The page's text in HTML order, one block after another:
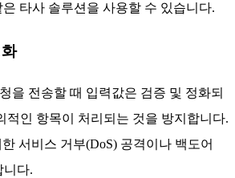
은 타사 솔루션을 사용할 수 있습니다.
을 전송할 때 입력값은 검증 및 정화되
적인 항목이 처리되는 것을 방지합니다.
서비스 거부(DoS) 공격이나 백도어
니다.